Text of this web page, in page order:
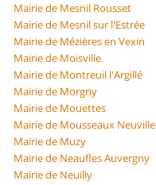
Mairie de Mesnil Rousset
Mairie de Mesnil sur l'Estrée
Mairie de Mézières en Vexin
Mairie de Moisville
Mairie de Montreuil l'Argillé
Mairie de Morgny
Mairie de Mouettes
Mairie de Mousseaux Neuville
Mairie de Muzy
Mairie de Neaufles Auvergny
Mairie de Neuilly